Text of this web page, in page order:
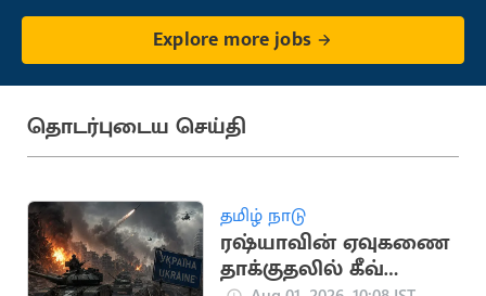
Explore more jobs
தொடர்புடைய செய்தி
தமிழ் நாடு
ரஷ்யாவின் ஏவுகணை
தாக்குதலில் கீவ்